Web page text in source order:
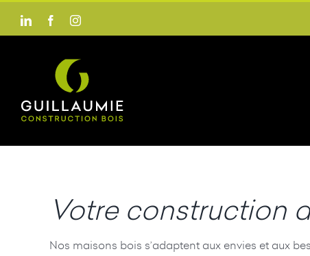
LinkedInFacebookInstagram
Votre construction
Nos maisons bois s’adaptent aux envies et aux